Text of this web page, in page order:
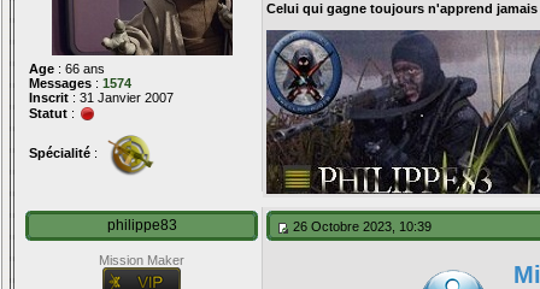
Age : 66 ans
Messages : 1574
Inscrit : 31 Janvier 2007
Statut :
Spécialité :
Celui qui gagne toujours n'apprend
philippe83
Mission Maker
26 Octobre 2023, 10:39